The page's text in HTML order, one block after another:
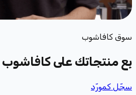
سوق كافاشوب
بِع منتجاتك على كافاشوب
سجّل كمورّد